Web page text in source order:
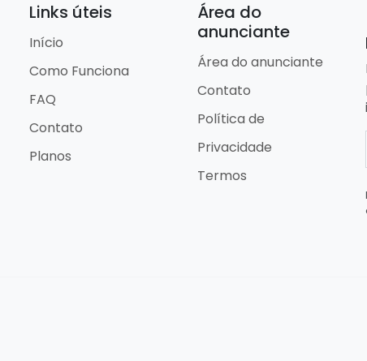
Links úteis
Início
Como Funciona
FAQ
Contato
Planos
Área do
anunciante
Área do anunciante
Contato
Política de
Privacidade
Termos